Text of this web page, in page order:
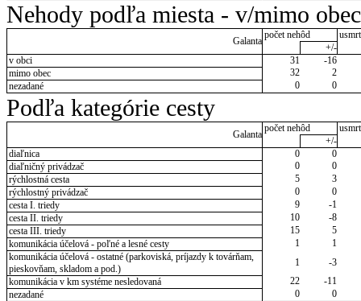
Nehody podľa miesta - v/mimo obec
Galanta
počet nehôd
+/-
v obci
31
-16
mimo obec
32
2
nezadané
0 0
Podľa kategórie cesty
Galanta
počet nehôd
+/-
diaľnica
0
0
diaľničný privádzač
0
0
rýchlostná cesta
5
3
rýchlostný privádzač
0
0
cesta I. triedy
9
-1
cesta II. triedy
10
-8
cesta III. triedy
15
5
komunikácia účelová - poľné a lesné cesty
1
1
komunikácia účelová - ostatné (parkoviská, príjazdy k továrňam,
pieskovňam, skladom a pod.)
1
-3
komunikácia v km systéme nesledovaná
22
-11
nezadané
0 0